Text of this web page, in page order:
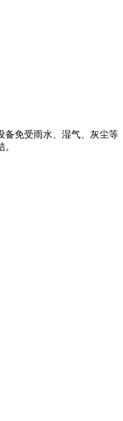
备免受雨水、湿气、灰尘等